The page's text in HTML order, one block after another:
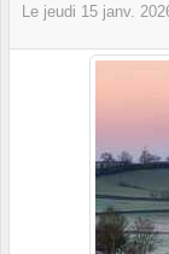
Le jeudi 15 janv.